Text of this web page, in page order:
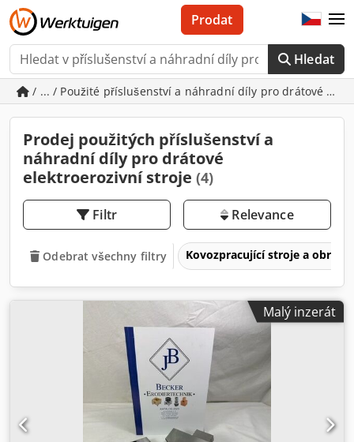
Hledat
Prodat
/ ... / Použité příslušenství a náhradní díly pro drátové
Prodej použitých příslušenství a
náhradní díly pro drátové
elektroerozivní stroje (4)
Filtr Relevance
Odebrat všechny filtry Kovozpracující stroje a
Malý inzerát